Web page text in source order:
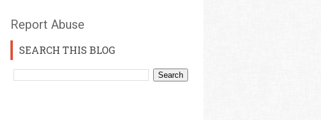
Report Abuse
SEARCH THIS BLOG